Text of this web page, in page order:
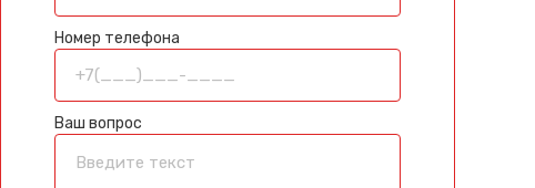
Номер телефона
Ваш вопрос